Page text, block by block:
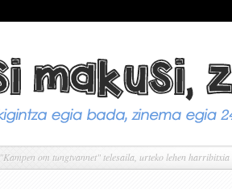
"Kampen om tungtvannet" telesaila, urteko lehen harribitxia